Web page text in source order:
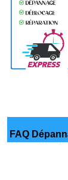
FAQ